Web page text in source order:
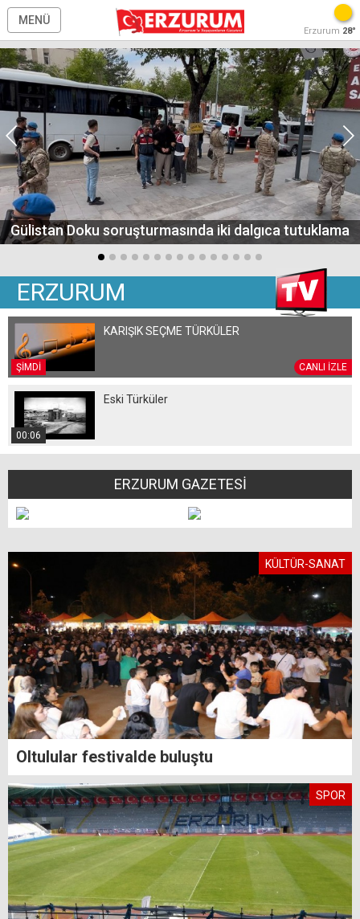
MENÜ
Erzurum 28°
Gülistan Doku soruşturmasında iki dalgıca tutuklama
ERZURUM
ŞİMDİ CANLI İZLE
KARIŞIK SEÇME TÜRKÜLER
00:06
Eski Türküler
ERZURUM GAZETESİ
KÜLTÜR-SANAT
Oltulular festivalde buluştu
SPOR